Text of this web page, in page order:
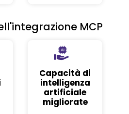
MCP
Capacità di
intelligenza
artificiale
migliorate